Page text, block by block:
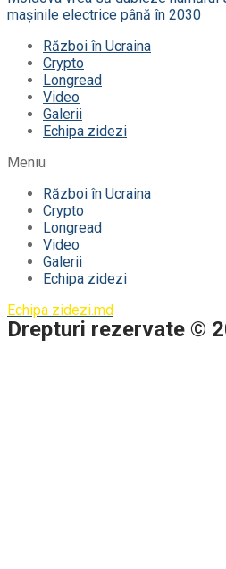
mașinile electrice până în 2030
Război în Ucraina
Crypto
Longread
Video
Galerii
Echipa zidezi
Meniu
Război în Ucraina
Crypto
Longread
Video
Galerii
Echipa zidezi
Echipa zidezi.md
Drepturi rezervate ©